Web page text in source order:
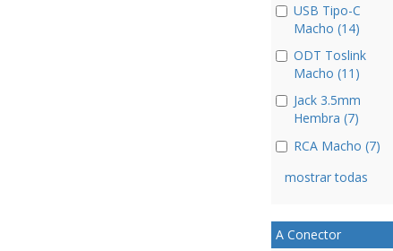
USB Tipo-C
Macho (14)
ODT Toslink
Macho (11)
Jack 3.5mm
Hembra (7)
RCA Macho (7)
mostrar todas
A Conector